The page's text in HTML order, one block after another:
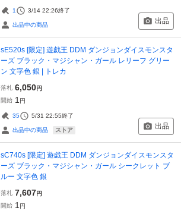
1 3/14 22:26終了
出品中の商品 出品
sE520s [限定] 遊戯王 DDM ダンジョンダイスモンスタ
ーズ ブラック・マジシャン・ガール レリーフ グリー
ン 文字色 銀 | トレカ
落札 6,050円
開始 1 円
35 5/31 22:55終了
出品中の商品 ストア 出品
sC740s [限定] 遊戯王 DDM ダンジョンダイスモンスタ
ーズ ブラック・マジシャン・ガール シークレット ブ
ルー 文字色 銀
落札 7,607円
開始 1 円